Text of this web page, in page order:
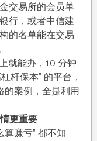
交易所的会员单
行，或者中信建
的名单能在交易
就能办，10 分钟
杆保本” 的平台，
的案例，全是利用
更重要
赚亏” 都不知